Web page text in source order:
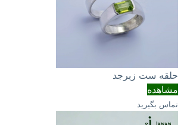
حلقه ست زبرجد
مشاهده
تماس بگیرید